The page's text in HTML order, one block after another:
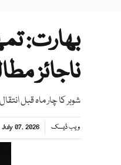
بھارت:
ناجائز
شوہر کا چار ماہ قبل
ویب ڈیسک July 07, 2026